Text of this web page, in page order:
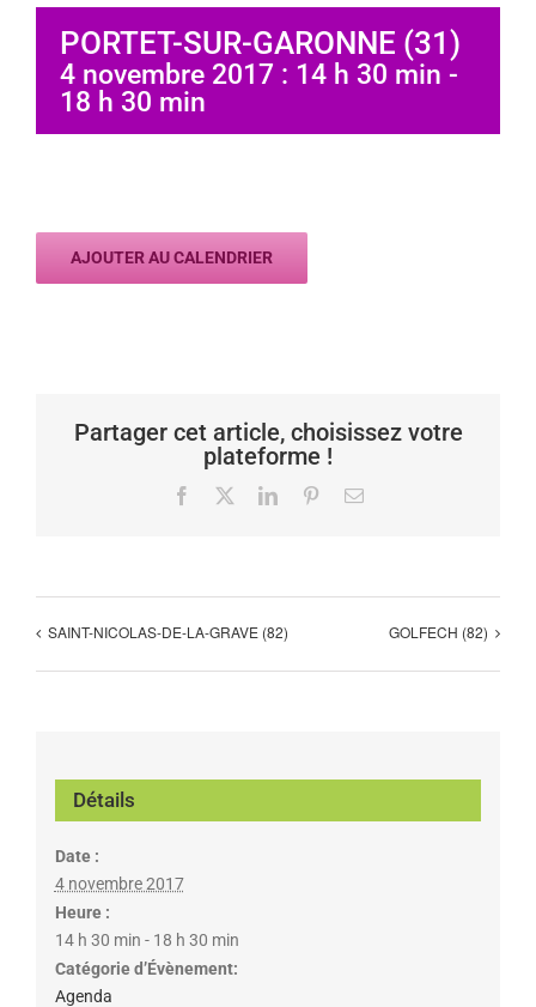
PORTET-SUR-GARONNE (31)
4 novembre 2017 : 14 h 30 min -
18 h 30 min
AJOUTER AU CALENDRIER
Partager cet article, choisissez votre
plateforme !
Facebook LinkedInPinterestEmail
SAINT-NICOLAS-DE-LA-GRAVE (82) GOLFECH (82)
Détails
Date :
4 novembre 2017
Heure :
14 h 30 min - 18 h 30 min
Catégorie d’Évènement:
Agenda